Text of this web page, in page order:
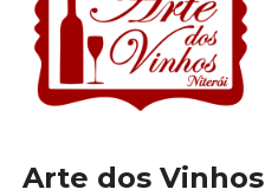
Arte dos Vinhos